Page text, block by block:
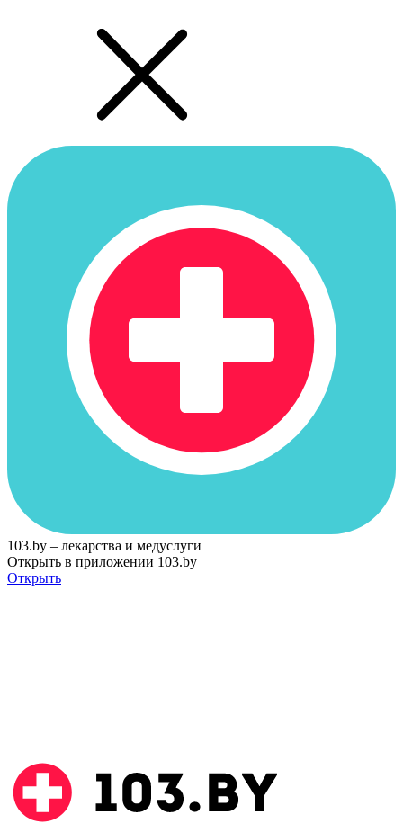
103.by – лекарства и медуслуги
Открыть в приложении 103.by
Открыть